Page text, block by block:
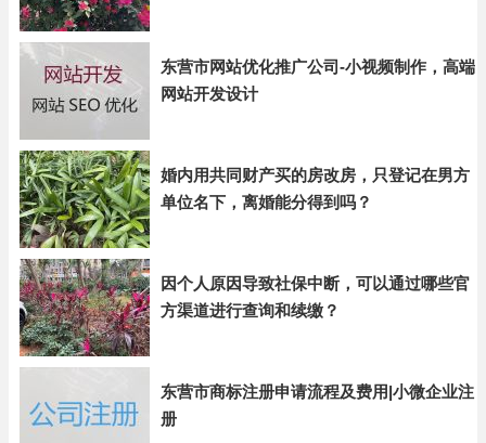
东营市网站优化推广公司-小视频制作，高端
网站开发设计
婚内用共同财产买的房改房，只登记在男方
单位名下，离婚能分得到吗？
因个人原因导致社保中断，可以通过哪些官
方渠道进行查询和续缴？
东营市商标注册申请流程及费用|小微企业注
册